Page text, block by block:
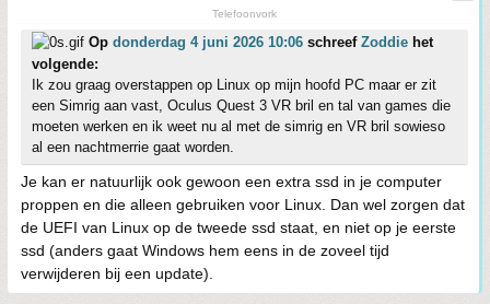
Telefoonvork
Op donderdag 4 juni 2026 10:06 schreef Zoddie het
volgende:
Ik zou graag overstappen op Linux op mijn hoofd PC maar er zit
een Simrig aan vast, Oculus Quest 3 VR bril en tal van games die
moeten werken en ik weet nu al met de simrig en VR bril sowieso
al een nachtmerrie gaat worden.
Je kan er natuurlijk ook gewoon een extra ssd in je computer
proppen en die alleen gebruiken voor Linux. Dan wel zorgen dat
de UEFI van Linux op de tweede ssd staat, en niet op je eerste
ssd (anders gaat Windows hem eens in de zoveel tijd
verwijderen bij een update).